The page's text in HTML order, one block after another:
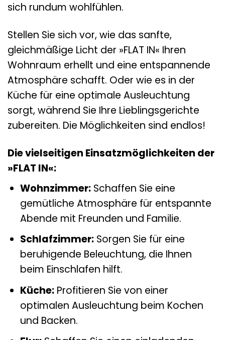
sich rundum wohlfühlen.
Stellen Sie sich vor, wie das sanfte,
gleichmäßige Licht der »FLAT IN« Ihren
Wohnraum erhellt und eine entspannende
Atmosphäre schafft. Oder wie es in der
Küche für eine optimale Ausleuchtung
sorgt, während Sie Ihre Lieblingsgerichte
zubereiten. Die Möglichkeiten sind endlos!
Die vielseitigen Einsatzmöglichkeiten der
»FLAT IN«:
Wohnzimmer:Schaffen Sie eine
gemütliche Atmosphäre für entspannte
Abende mit Freunden und Familie.
Schlafzimmer:Sorgen Sie für eine
beruhigende Beleuchtung, die Ihnen
beim Einschlafen hilft.
Küche:Profitieren Sie von einer
optimalen Ausleuchtung beim Kochen
und Backen.